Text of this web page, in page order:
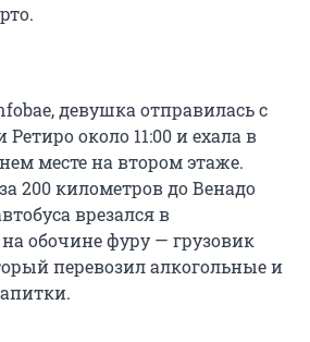
девушка отправилась с
около 11:00 и ехала в
месте на втором этаже.
200 километров до Венадо
врезался в
обочине фуру — грузовик
перевозил алкогольные и